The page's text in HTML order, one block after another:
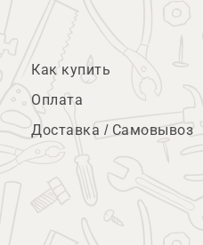
Как купить
Оплата
Доставка / Самовывоз